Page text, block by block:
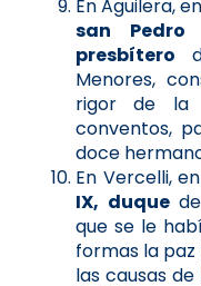
En Aguilera,
san Pedro
presbítero
Menores,
rigor de la
conventos,
doce
En Vercelli,
IX, duquede
que se le
formas la paz
las causas